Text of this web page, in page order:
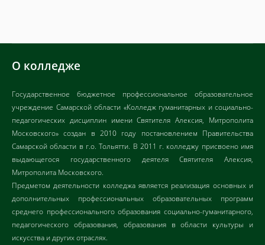
О колледже
Государственное бюджетное профессиональное образовательное
учреждение Самарской области «Колледж гуманитарных и социально-
педагогических дисциплин имени Святителя Алексия, Митрополита
Московского» создан в 2010 году постановлением Правительства
Самарской области в г.о. Тольятти. В 2011 г. колледжу присвоено имя
выдающегося государственного деятеля Святителя Алексия,
Митрополита Московского.
Предметом деятельности колледжа является реализация основных и
дополнительных профессиональных образовательных программ
среднего профессионального образования социально-гуманитарного,
педагогического образования, образования в области культуры и
искусства и других отраслях.